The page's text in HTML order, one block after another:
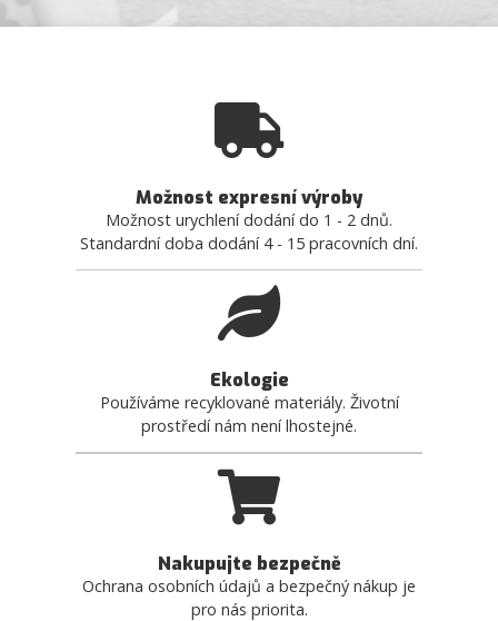
Možnost expresní výroby
Možnost urychlení dodání do 1 - 2 dnů.
Standardní doba dodání 4 - 15 pracovních dní.
Ekologie
Používáme recyklované materiály. Životní
prostředí nám není lhostejné.
Nakupujte bezpečně
Ochrana osobních údajů a bezpečný nákup je
pro nás priorita.